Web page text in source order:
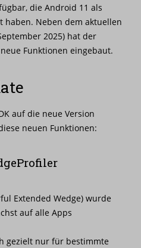
die Android 11 als
haben. Neben dem aktuellen
2025) hat der
Funktionen eingebaut.
auf die neue Version
neuen Funktionen:
Extended Wedge) wurde
auf alle Apps
gezielt nur für bestimmte